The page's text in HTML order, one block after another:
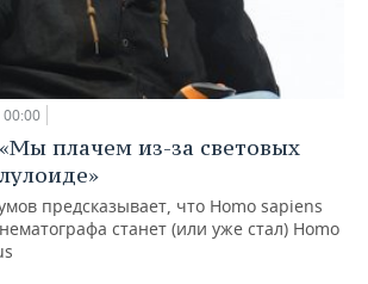
00:00
плачем из-за световых
предсказывает, что Homo sapiens
станет (или уже стал) Homo